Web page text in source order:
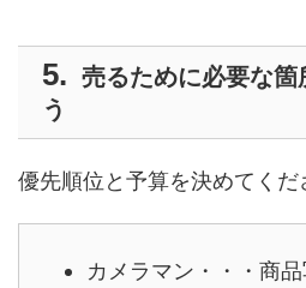
売るために必要な箇
う
優先順位と予算を決めてくだ
カメラマン・・・商品